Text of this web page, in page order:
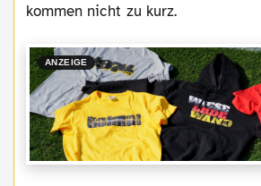
kommen nicht zu kurz.
ANZEIGE